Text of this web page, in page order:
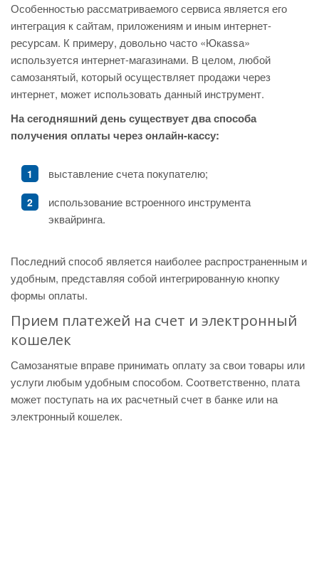
Особенностью рассматриваемого сервиса является его
интеграция к сайтам, приложениям и иным интернет-
ресурсам. К примеру, довольно часто «Юкаssа»
используется интернет-магазинами. В целом, любой
самозанятый, который осуществляет продажи через
интернет, может использовать данный инструмент.
На сегодняшний день существует два способа
получения оплаты через онлайн-кассу:
выставление счета покупателю;
использование встроенного инструмента
эквайринга.
Последний способ является наиболее распространенным и
удобным, представляя собой интегрированную кнопку
формы оплаты.
Прием платежей на счет и электронный
кошелек
Самозанятые вправе принимать оплату за свои товары или
услуги любым удобным способом. Соответственно, плата
может поступать на их расчетный счет в банке или на
электронный кошелек.